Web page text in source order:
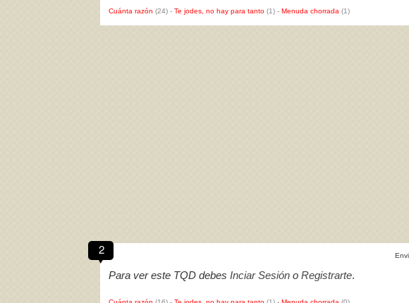
Cuánta razón (24) - Te jodes, no hay para tanto (1) - Menuda chorrada (1)
2
Para ver este TQD debes Inciar Sesión o Registrarte.